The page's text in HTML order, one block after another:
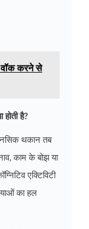
वॉक करने से
है?
थकान तब
काम के बोझ या
एक्टिविटी
का हल